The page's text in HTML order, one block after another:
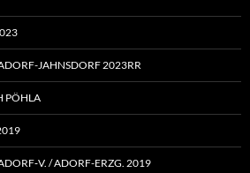
JAHNSDORF 2023RR
PÖHLA
/ ADORF-ERZG. 2019